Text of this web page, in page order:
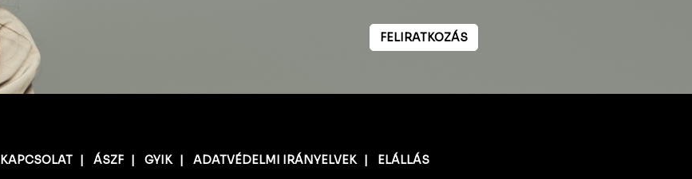
FELIRATKOZÁS
KAPCSOLAT | ÁSZF | GYIK| ADATVÉDELMI IRÁNYELVEK| ELÁLLÁS